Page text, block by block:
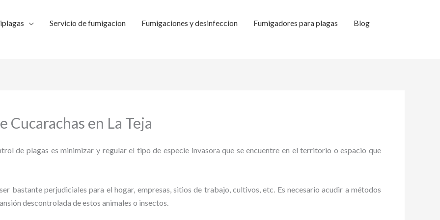
Servicio de fumigacion Fumigaciones y desinfeccion Fumigadores para plagas Blog
Cucarachas en La Teja
de plagas es minimizar y regular el tipo de especie invasora que se encuentre en el territorio o espacio que
bastante perjudiciales para el hogar, empresas, sitios de trabajo, cultivos, etc. Es necesario acudir a métodos
descontrolada de estos animales o insectos.